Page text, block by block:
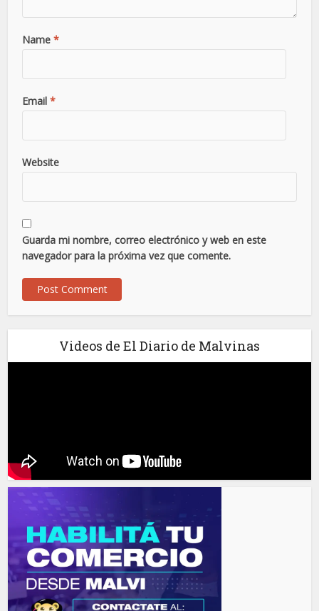
Name *
Email *
Website
Guarda mi nombre, correo electrónico y web en este
navegador para la próxima vez que comente.
Videos de El Diario de Malvinas